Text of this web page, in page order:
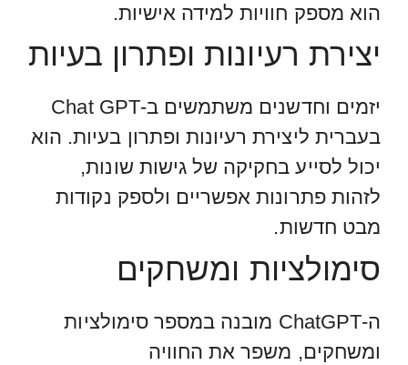
הוא מספק חוויות למידה אישיות.
יצירת רעיונות ופתרון בעיות
יזמים וחדשנים משתמשים ב-Chat GPT
בעברית ליצירת רעיונות ופתרון בעיות. הוא
יכול לסייע בחקיקה של גישות שונות,
לזהות פתרונות אפשריים ולספק נקודות
מבט חדשות.
סימולציות ומשחקים
ה-ChatGPT מובנה במספר סימולציות
ומשחקים, משפר את החוויה